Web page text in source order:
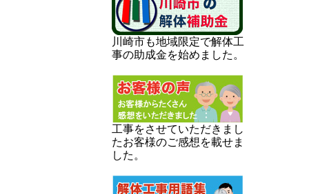
川崎市も地域限定で解体工
事の助成金を始めました。
工事をさせていただきまし
たお客様のご感想を載せま
した。